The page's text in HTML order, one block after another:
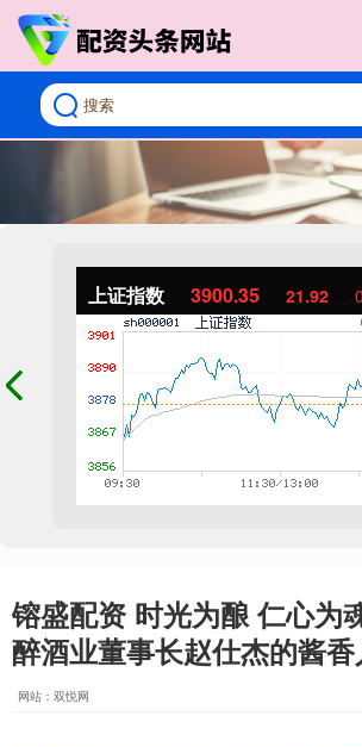
上证指数 3900.35 21.92
镕盛配资 时光为酿 仁心
醉酒业董事长赵仕杰的酱
网站：双悦网